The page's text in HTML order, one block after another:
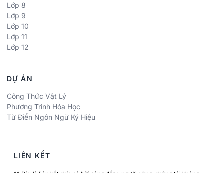
Lớp 8
Lớp 9
Lớp 10
Lớp 11
Lớp 12
DỰ ÁN
Công Thức Vật Lý
Phương Trình Hóa Học
Từ Điển Ngôn Ngữ Ký Hiệu
LIÊN KẾT